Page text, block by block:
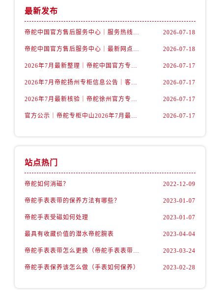
新疆维吾尔自治区昆玉市昆泉街帝舵售后服务中心（需提前预约）
最新发布
帝舵中国官方售后服务中心｜服务热线及全部维修详细地址权威信息声明（2026年7月最新） 2026-07-18
帝舵中国官方售后服务中心｜最新网点地址及电话权威信息通告（2026年7月最新） 2026-07-18
2026年7月最新整理｜帝舵中国官方专柜名录及湖州客户服务电话，一篇看懂！ 2026-07-17
2026年7月帝舵扬州专柜信息公告｜客户服务热线核验结果与门店汇总 2026-07-17
2026年7月最新核验｜帝舵徐州官方专柜客户服务电话与专柜服务信息公示 2026-07-17
官方公示｜帝舵专柜中山2026年7月最新客户服务电话及专柜攻略 2026-07-17
站点热门
帝舵如何消磁？ 2022-12-09
帝舵手表表带的保养方法有哪些？ 2023-01-07
帝舵手表受磁如何处理 2023-01-07
最具有收藏价值的潜水帝舵腕表 2023-04-04
帝舵手表表带怎么更换（帝舵手表表带如何更换) 2023-03-24
帝舵手表保养该怎么做（手表如何保养） 2023-02-28